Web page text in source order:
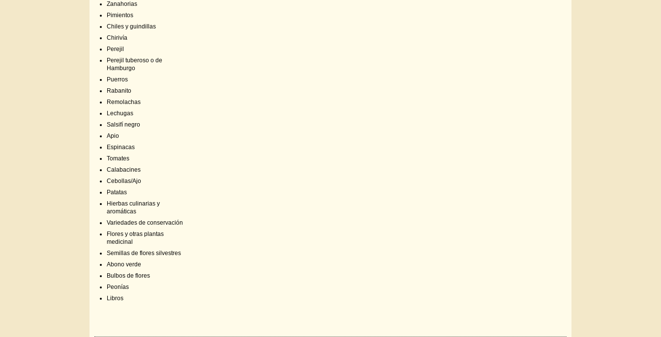
Zanahorias
Pimientos
Chiles y guindillas
Chirivía
Perejil
Perejil tuberoso o de
Hamburgo
Puerros
Rabanito
Remolachas
Lechugas
Salsifí negro
Apio
Espinacas
Tomates
Calabacines
Cebollas/Ajo
Patatas
Hierbas culinarias y
aromáticas
Variedades de conservación
Flores y otras plantas
medicinal
Semillas de flores silvestres
Abono verde
Bulbos de flores
Peonías
Libros